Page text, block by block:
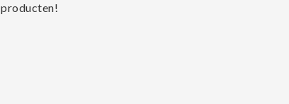
producten!